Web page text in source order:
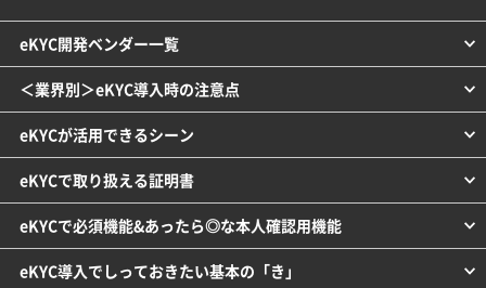
eKYC開発ベンダー一覧
＜業界別＞eKYC導入時の注意点
eKYCが活用できるシーン
eKYCで取り扱える証明書
eKYCで必須機能&あったら◎な本人確認用機能
eKYC導入でしっておきたい基本の「き」